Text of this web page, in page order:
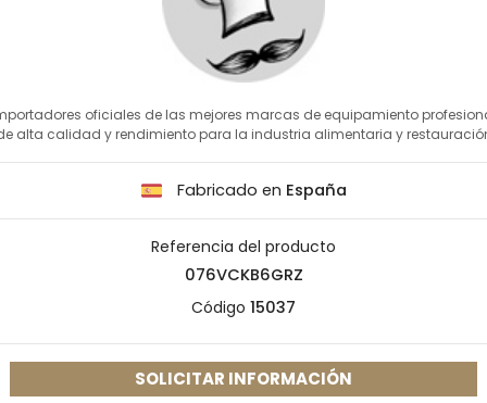
oficiales de las mejores marcas de equipamiento
alta calidad y rendimiento para la industria alimentaria y
Fabricado en España
Referencia del producto
076VCKB6GRZ
Código 15037
SOLICITAR INFORMACIÓN